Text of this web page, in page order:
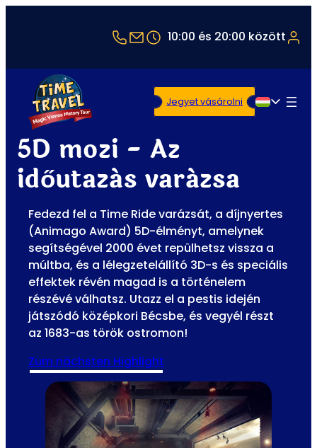
+43 1 5321514
office@timetravel-vienna.at
10:00 és 20:00 között
Magyar
Jegyet vásárolni
5D mozi - Az
időutazás varázsa
Fedezd fel a Time Ride varázsát, a díjnyertes
(Animago Award) 5D-élményt, amelynek
segítségével 2000 évet repülhetsz vissza a
múltba, és a lélegzetelállító 3D-s és speciális
effektek révén magad is a történelem
részévé válhatsz. Utazz el a pestis idején
játszódó középkori Bécsbe, és vegyél részt
az 1683-as török ostromon!
zum nächsten Highlight